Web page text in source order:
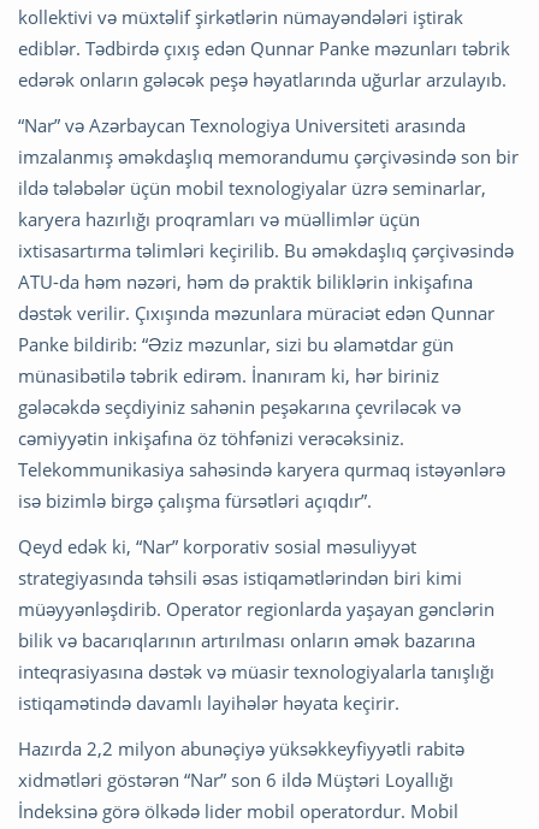
kollektivi və müxtəlif şirkətlərin nümayəndələri iştirak
ediblər. Tədbirdə çıxış edən Qunnar Panke məzunları təbrik
edərək onların gələcək peşə həyatlarında uğurlar arzulayıb.
“Nar” və Azərbaycan Texnologiya Universiteti arasında
imzalanmış əməkdaşlıq memorandumu çərçivəsində son bir
ildə tələbələr üçün mobil texnologiyalar üzrə seminarlar,
karyera hazırlığı proqramları və müəllimlər üçün
ixtisasartırma təlimləri keçirilib. Bu əməkdaşlıq çərçivəsində
ATU-da həm nəzəri, həm də praktik biliklərin inkişafına
dəstək verilir. Çıxışında məzunlara müraciət edən Qunnar
Panke bildirib: “Əziz məzunlar, sizi bu əlamətdar gün
münasibətilə təbrik edirəm. İnanıram ki, hər biriniz
gələcəkdə seçdiyiniz sahənin peşəkarına çevriləcək və
cəmiyyətin inkişafına öz töhfənizi verəcəksiniz.
Telekommunikasiya sahəsində karyera qurmaq istəyənlərə
isə bizimlə birgə çalışma fürsətləri açıqdır”.
Qeyd edək ki, “Nar” korporativ sosial məsuliyyət
strategiyasında təhsili əsas istiqamətlərindən biri kimi
müəyyənləşdirib. Operator regionlarda yaşayan gənclərin
bilik və bacarıqlarının artırılması onların əmək bazarına
inteqrasiyasına dəstək və müasir texnologiyalarla tanışlığı
istiqamətində davamlı layihələr həyata keçirir.
Hazırda 2,2 milyon abunəçiyə yüksəkkeyfiyyətli rabitə
xidmətləri göstərən “Nar” son 6 ildə Müştəri Loyallığı
İndeksinə görə ölkədə lider mobil operatordur. Mobil